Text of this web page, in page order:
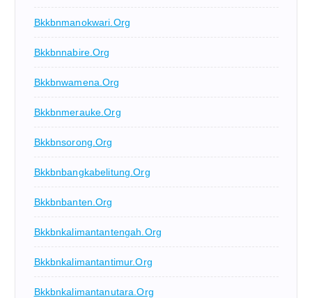
Bkkbnmanokwari.org
Bkkbnnabire.org
Bkkbnwamena.org
Bkkbnmerauke.org
Bkkbnsorong.org
Bkkbnbangkabelitung.org
Bkkbnbanten.org
Bkkbnkalimantantengah.org
Bkkbnkalimantantimur.org
Bkkbnkalimantanutara.org